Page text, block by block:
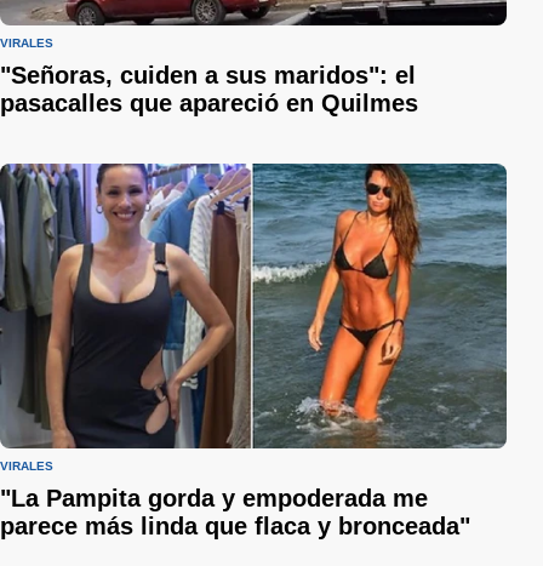
VIRALES
"Señoras, cuiden a sus maridos": el
pasacalles que apareció en Quilmes
VIRALES
"La Pampita gorda y empoderada me
parece más linda que flaca y bronceada"